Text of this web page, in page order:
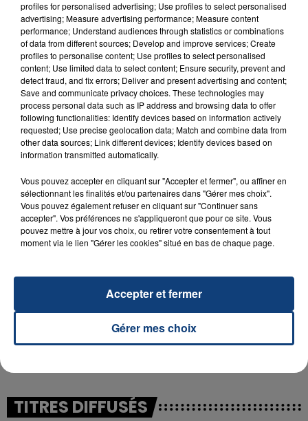
FIL D'ACTU
23 juillet 2026
INCENDIE MORTEL À LENS : UNE FEMME ET
Un homme s'est immolé par le feu après avoir
aspergé sa compagne et leur bébé de trois mois
d'un liquide inflammable.
20 juillet 2026
UNE ADOLESCENTE DEVANT SE FAIRE
OPÉRER DE LA CHEVILLE RESSORT DE LA...
excuses.
TITRES DIFFUSÉS
profiles for personalised advertising; Use profiles to select personalised
advertising; Measure advertising performance; Measure content
performance; Understand audiences through statistics or combinations
of data from different sources; Develop and improve services; Create
profiles to personalise content; Use profiles to select personalised
content; Use limited data to select content; Ensure security, prevent and
detect fraud, and fix errors; Deliver and present advertising and content;
Save and communicate privacy choices. These technologies may
process personal data such as IP address and browsing data to offer
following functionalities: Identify devices based on information actively
requested; Use precise geolocation data; Match and combine data from
other data sources; Link different devices; Identify devices based on
information transmitted automatically.
Vous pouvez accepter en cliquant sur "Accepter et fermer", ou affiner en
sélectionnant les finalités et/ou partenaires dans "Gérer mes choix".
Vous pouvez également refuser en cliquant sur "Continuer sans
accepter". Vos préférences ne s'appliqueront que pour ce site. Vous
pouvez mettre à jour vos choix, ou retirer votre consentement à tout
moment via le lien "Gérer les cookies" situé en bas de chaque page.
Gérer mes choix
Accepter et fermer